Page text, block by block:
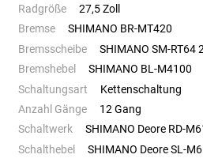
Radgröße
27,5 Zoll
Bremse
SHIMANO BR-MT420
Bremsscheibe
SHIMANO SM-RT64
Bremshebel
SHIMANO BL-M4100
Schaltungsart
Kettenschaltung
Anzahl Gänge
12 Gang
Schaltwerk
SHIMANO Deore RD-
Schalthebel
SHIMANO Deore SL-